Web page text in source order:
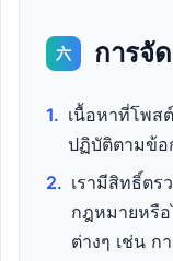
六 การจั
1. เนื้อหาที่โพส
ปฏิบัติตามข้อ
2. เรามีสิทธิ์ตร
กฎหมายหรือ
ต่างๆ เช่น ก